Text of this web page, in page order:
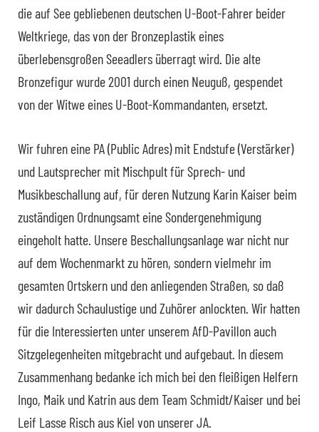
die auf See gebliebenen deutschen U-Boot-Fahrer beider
Weltkriege, das von der Bronzeplastik eines
überlebensgroßen Seeadlers überragt wird. Die alte
Bronzefigur wurde 2001 durch einen Neuguß, gespendet
von der Witwe eines U-Boot-Kommandanten, ersetzt.
Wir fuhren eine PA (Public Adres) mit Endstufe (Verstärker)
und Lautsprecher mit Mischpult für Sprech- und
Musikbeschallung auf, für deren Nutzung Karin Kaiser beim
zuständigen Ordnungsamt eine Sondergenehmigung
eingeholt hatte. Unsere Beschallungsanlage war nicht nur
auf dem Wochenmarkt zu hören, sondern vielmehr im
gesamten Ortskern und den anliegenden Straßen, so daß
wir dadurch Schaulustige und Zuhörer anlockten. Wir hatten
für die Interessierten unter unserem AfD-Pavillon auch
Sitzgelegenheiten mitgebracht und aufgebaut. In diesem
Zusammenhang bedanke ich mich bei den fleißigen Helfern
Ingo, Maik und Katrin aus dem Team Schmidt/Kaiser und bei
Leif Lasse Risch aus Kiel von unserer JA.